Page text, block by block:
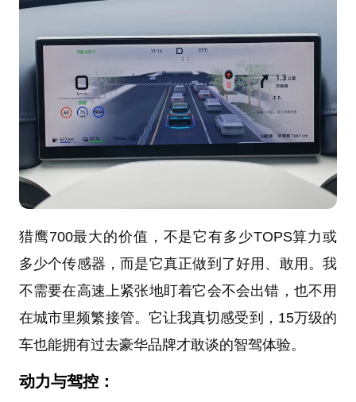
猎鹰700最大的价值，不是它有多少TOPS算力或
多少个传感器，而是它真正做到了好用、敢用。我
不需要在高速上紧张地盯着它会不会出错，也不用
在城市里频繁接管。它让我真切感受到，15万级的
车也能拥有过去豪华品牌才敢谈的智驾体验。
动力与驾控：